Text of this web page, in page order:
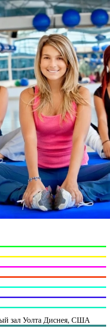
зал Уолта Диснея, США